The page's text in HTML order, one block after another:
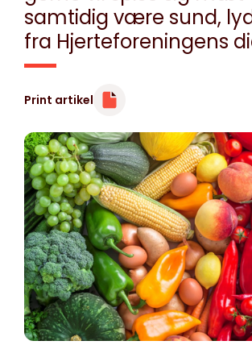
samtidig være sund,
fra Hjerteforeningens
Print artikel